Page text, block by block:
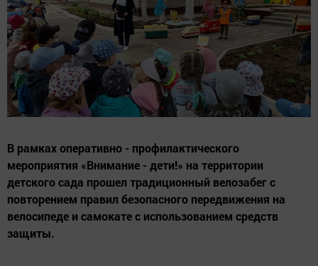
В рамках оперативно - профилактического
мероприятия «Внимание - дети!» на территории
детского сада прошел традиционный велозабег с
повторением правил безопасного передвижения на
велосипеде и самокате с использованием средств
защиты.